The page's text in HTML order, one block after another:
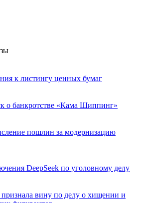
к листингу ценных бумаг
о банкротстве «Кама Шиппинг»
пошлин за модернизацию
DeepSeek по уголовному делу
вину по делу о хищении и